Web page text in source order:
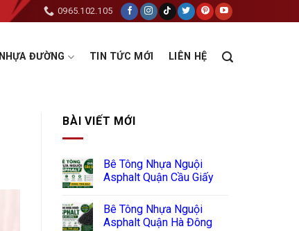
0965.102.105
NHỰA ĐƯỜNG TIN TỨC MỚI LIÊN HỆ
BÀI VIẾT MỚI
Bê Tông Nhựa Nguội
Asphalt Quận Cầu Giấy
Bê Tông Nhựa Nguội
Asphalt Quận Hà Đông